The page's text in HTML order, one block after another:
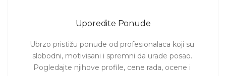
Uporedite Ponude
Ubrzo pristižu ponude od profesionalaca koji su
slobodni, motivisani i spremni da urade posao.
Pogledajte njihove profile, cene rada, ocene i